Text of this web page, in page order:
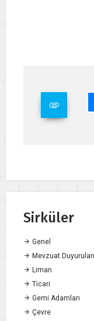
Sirküler
Genel
Mevzuat Duyuruları
Liman
Ticari
Gemi Adamları
Çevre